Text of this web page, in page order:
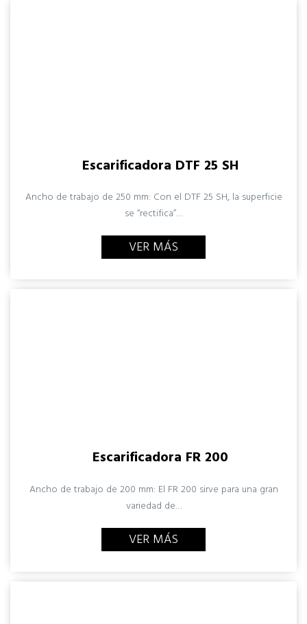
Escarificadora DTF 25 SH
Ancho de trabajo de 250 mm: Con el DTF 25 SH, la superficie
se “rectifica”…
VER MÁS
Escarificadora FR 200
Ancho de trabajo de 200 mm: El FR 200 sirve para una gran
variedad de…
VER MÁS